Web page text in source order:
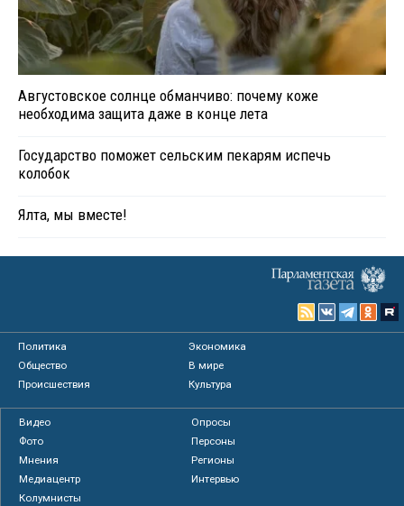
Августовское солнце обманчиво: почему коже
необходима защита даже в конце лета
Государство поможет сельским пекарям испечь
колобок
Ялта, мы вместе!
Политика
Экономика
Общество
В мире
Происшествия
Культура
Видео
Опросы
Фото
Персоны
Мнения
Регионы
Медиацентр
Интервью
Колумнисты